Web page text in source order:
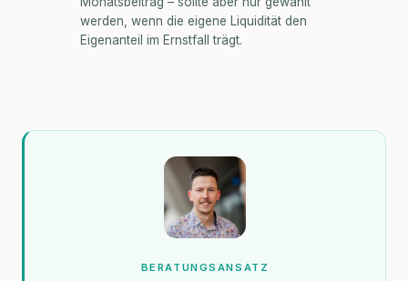
werden, wenn die eigene Liquidität den
Eigenanteil im Ernstfall trägt.
BERATUNGSANSATZ